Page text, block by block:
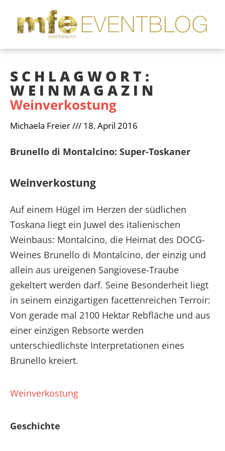
SCHLAGWORT:
WEINMAGAZIN
Weinverkostung
Michaela Freier 18. April 2016
Brunello di Montalcino: Super-Toskaner
Weinverkostung
Auf einem Hügel im Herzen der südlichen
Toskana liegt ein Juwel des italienischen
Weinbaus: Montalcino, die Heimat des DOCG-
Weines Brunello di Montalcino, der einzig und
allein aus ureigenen Sangiovese-Traube
gekeltert werden darf. Seine Besonderheit liegt
in seinem einzigartigen facettenreichen Terroir:
Von gerade mal 2100 Hektar Rebfläche und aus
einer einzigen Rebsorte werden
unterschiedlichste Interpretationen eines
Brunello kreiert.
Weinverkostung
Geschichte